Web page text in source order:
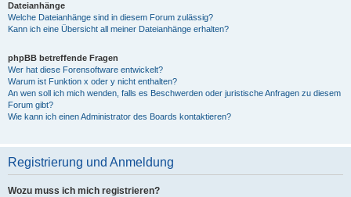
Dateianhänge
Welche Dateianhänge sind in diesem Forum zulässig?
Kann ich eine Übersicht all meiner Dateianhänge erhalten?
phpBB betreffende Fragen
Wer hat diese Forensoftware entwickelt?
Warum ist Funktion x oder y nicht enthalten?
An wen soll ich mich wenden, falls es Beschwerden oder juristische Anfragen zu diesem
Forum gibt?
Wie kann ich einen Administrator des Boards kontaktieren?
Registrierung und Anmeldung
Wozu muss ich mich registrieren?